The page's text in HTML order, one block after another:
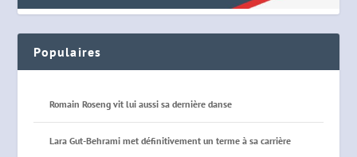
Populaires
Romain Roseng vit lui aussi sa dernière danse
Lara Gut-Behrami met définitivement un terme à sa carrière